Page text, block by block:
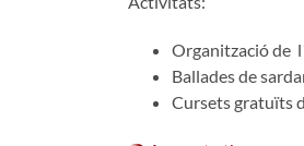
Organització de
Ballades de
Cursets gratuïts